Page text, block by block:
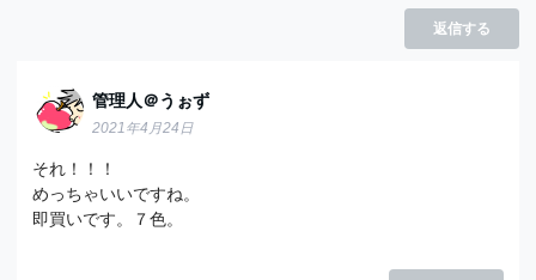
返信する
管理人＠うぉず
2021年4月24日
それ！！！
めっちゃいいですね。
即買いです。７色。